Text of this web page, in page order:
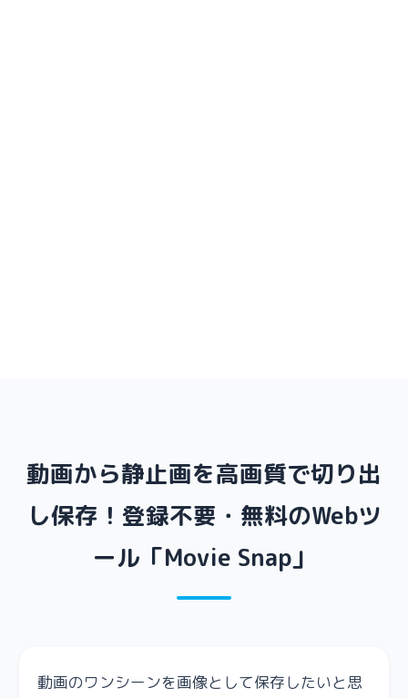
動画から静止画を高画質で切り出
し保存！登録不要・無料のWebツ
ール「Movie Snap」
動画のワンシーンを画像として保存したいと思